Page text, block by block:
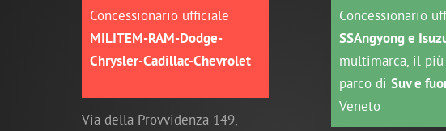
Concessionario ufficiale
MILITEM-RAM-Dodge-
Chrysler-Cadillac-Chevrolet
Via della Provvidenza 149,
Concessionario
SSAngyong e
multimarca, il più
parco di Suv e
Veneto